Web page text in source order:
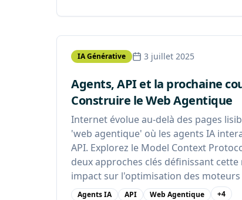
IA Générative 3 juillet 2025
Agents, API et la prochaine
Construire le Web Agentique
Internet évolue au-delà des pages
'web agentique' où les agents IA
API. Explorez le Model Context
deux approches clés définissant
impact sur l'optimisation des
Agents IA API Web Agentique +4